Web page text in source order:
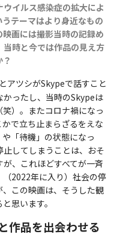
ウイルス感染症の拡大によ
テーマはより身近なもの
画には撮影当時の記録め
時と今では作品の見え方
アツシがSkypeで話すこと
ったし、当時のSkypeは
）。またコロナ禍になっ
で立ち止まらざるをえな
「待機」の状態になっ
してしまうことは、おそ
、これほどすべてが一斉
2022年に入り）社会の停
この映画は、そうした観
思います。
作品を出会わせる